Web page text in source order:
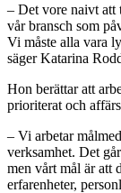
– Det vore naivt att
vår bransch som
Vi måste alla vara
säger Katarina
Hon berättar att
prioriterat och
– Vi arbetar
verksamhet. Det
men vårt mål är att
erfarenheter,